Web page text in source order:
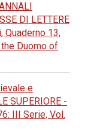
DI LETTERE
Quaderno 13,
Duomo of
e
SUPERIORE -
III Serie, Vol.